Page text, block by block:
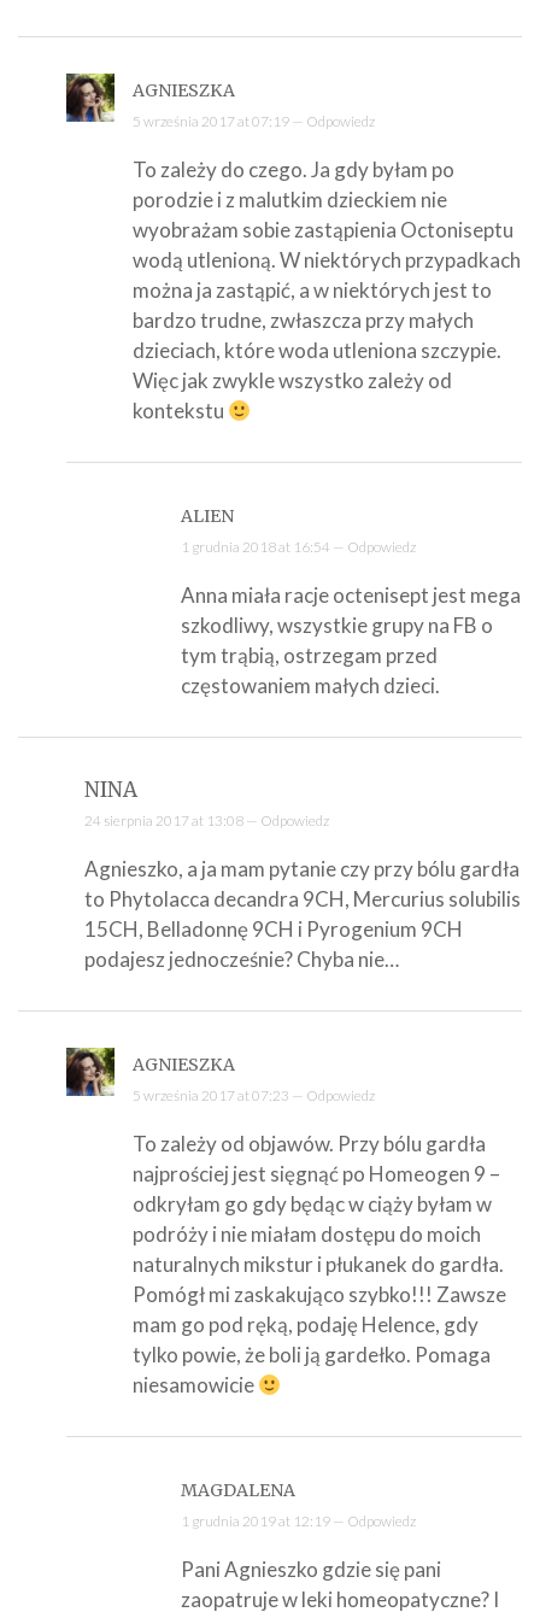
AGNIESZKA
5 września 2017 at 07:19 — Odpowiedz
To zależy do czego. Ja gdy byłam po
porodzie i z malutkim dzieckiem nie
wyobrażam sobie zastąpienia Octoniseptu
wodą utlenioną. W niektórych przypadkach
można ja zastąpić, a w niektórych jest to
bardzo trudne, zwłaszcza przy małych
dzieciach, które woda utleniona szczypie.
Więc jak zwykle wszystko zależy od
kontekstu
ALIEN
1 grudnia 2018 at 16:54 — Odpowiedz
Anna miała racje octenisept jest mega
szkodliwy, wszystkie grupy na FB o
tym trąbią, ostrzegam przed
częstowaniem małych dzieci.
NINA
24 sierpnia 2017 at 13:08 — Odpowiedz
Agnieszko, a ja mam pytanie czy przy bólu gardła
to Phytolacca decandra 9CH, Mercurius solubilis
15CH, Belladonnę 9CH i Pyrogenium 9CH
podajesz jednocześnie? Chyba nie…
AGNIESZKA
5 września 2017 at 07:23 — Odpowiedz
To zależy od objawów. Przy bólu gardła
najprościej jest sięgnąć po Homeogen 9 –
odkryłam go gdy będąc w ciąży byłam w
podróży i nie miałam dostępu do moich
naturalnych mikstur i płukanek do gardła.
Pomógł mi zaskakująco szybko!!! Zawsze
mam go pod ręką, podaję Helence, gdy
tylko powie, że boli ją gardełko. Pomaga
niesamowicie
MAGDALENA
1 grudnia 2019 at 12:19 — Odpowiedz
Pani Agnieszko gdzie się pani
zaopatruje w leki homeopatyczne? I